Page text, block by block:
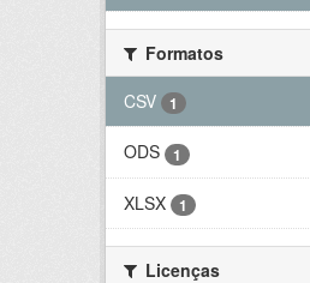
Formatos
CSV
1
ODS 1
XLSX 1
Licenças